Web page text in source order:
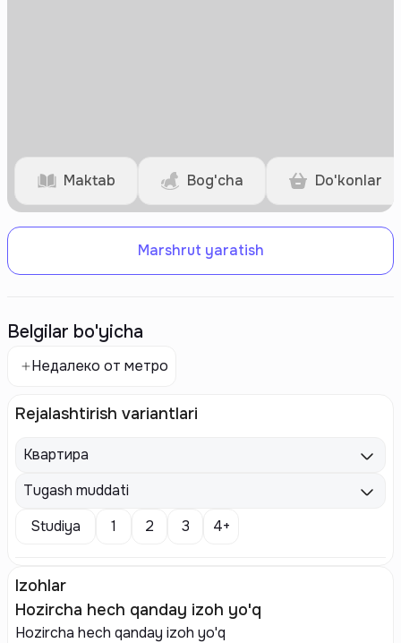
Maktab Bog'cha Do'konlar
Marshrut yaratish
Belgilar bo'yicha
Недалеко от метро
Rejalashtirish variantlari
Квартира
Tugash muddati
Studiya
1 2 3 4+
Izohlar
Hozircha hech qanday izoh yo'q
Hozircha hech qanday izoh yo'q